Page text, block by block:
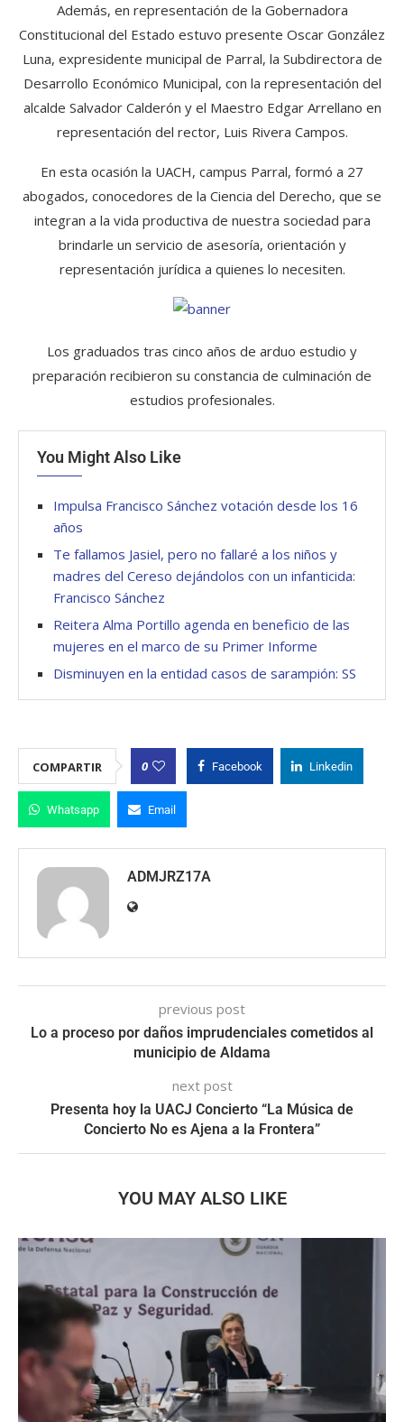
Además, en representación de la Gobernadora
Constitucional del Estado estuvo presente Oscar González
Luna, expresidente municipal de Parral, la Subdirectora de
Desarrollo Económico Municipal, con la representación del
alcalde Salvador Calderón y el Maestro Edgar Arrellano en
representación del rector, Luis Rivera Campos.
En esta ocasión la UACH, campus Parral, formó a 27
abogados, conocedores de la Ciencia del Derecho, que se
integran a la vida productiva de nuestra sociedad para
brindarle un servicio de asesoría, orientación y
representación jurídica a quienes lo necesiten.
Los graduados tras cinco años de arduo estudio y
preparación recibieron su constancia de culminación de
estudios profesionales.
You Might Also Like
Impulsa Francisco Sánchez votación desde los 16
años
Te fallamos Jasiel, pero no fallaré a los niños y
madres del Cereso dejándolos con un infanticida:
Francisco Sánchez
Reitera Alma Portillo agenda en beneficio de las
mujeres en el marco de su Primer Informe
Disminuyen en la entidad casos de sarampión: SS
COMPARTIR 0 Facebook Linkedin
Whatsapp Email
ADMJRZ17A
previous post
Lo a proceso por daños imprudenciales cometidos al
municipio de Aldama
next post
Presenta hoy la UACJ Concierto “La Música de
Concierto No es Ajena a la Frontera”
YOU MAY ALSO LIKE